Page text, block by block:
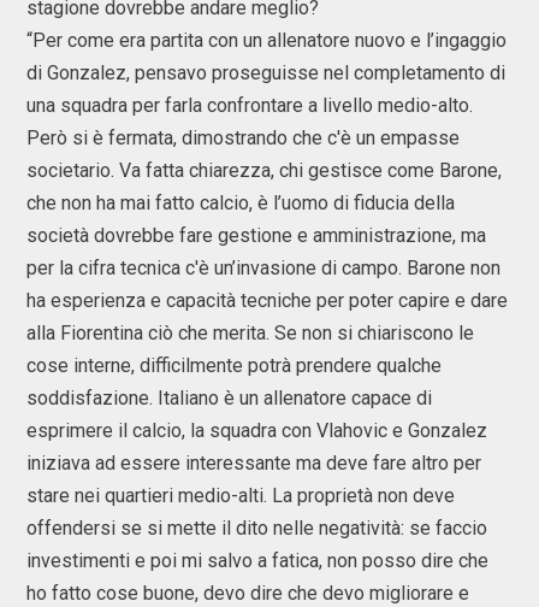
stagione dovrebbe andare meglio?
“Per come era partita con un allenatore nuovo e l’ingaggio
di Gonzalez, pensavo proseguisse nel completamento di
una squadra per farla confrontare a livello medio-alto.
Però si è fermata, dimostrando che c'è un empasse
societario. Va fatta chiarezza, chi gestisce come Barone,
che non ha mai fatto calcio, è l’uomo di fiducia della
società dovrebbe fare gestione e amministrazione, ma
per la cifra tecnica c'è un’invasione di campo. Barone non
ha esperienza e capacità tecniche per poter capire e dare
alla Fiorentina ciò che merita. Se non si chiariscono le
cose interne, difficilmente potrà prendere qualche
soddisfazione. Italiano è un allenatore capace di
esprimere il calcio, la squadra con Vlahovic e Gonzalez
iniziava ad essere interessante ma deve fare altro per
stare nei quartieri medio-alti. La proprietà non deve
offendersi se si mette il dito nelle negatività: se faccio
investimenti e poi mi salvo a fatica, non posso dire che
ho fatto cose buone, devo dire che devo migliorare e